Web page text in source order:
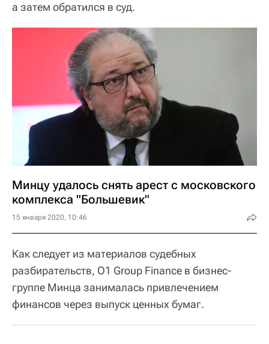
а затем обратился в суд.
Минцу удалось снять арест с московского
комплекса "Большевик"
15 января 2020, 10:46
Как следует из материалов судебных
разбирательств, O1 Group Finance в бизнес-
группе Минца занималась привлечением
финансов через выпуск ценных бумаг.